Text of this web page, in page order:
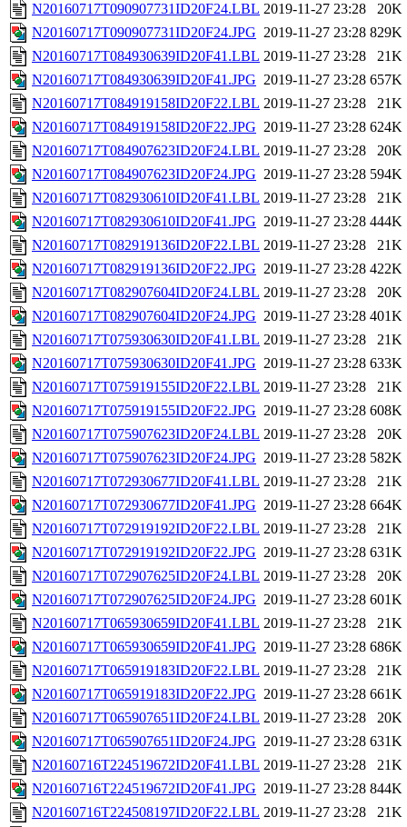
N20160717T090907731ID20F24.LBL 2019-11-27 23:28
20K
N20160717T090907731ID20F24.JPG 2019-11-27 23:28 829K
N20160717T084930639ID20F41.LBL 2019-11-27 23:28
21K
N20160717T084930639ID20F41.JPG 2019-11-27 23:28 657K
N20160717T084919158ID20F22.LBL 2019-11-27 23:28
21K
N20160717T084919158ID20F22.JPG 2019-11-27 23:28 624K
N20160717T084907623ID20F24.LBL 2019-11-27 23:28
20K
N20160717T084907623ID20F24.JPG 2019-11-27 23:28 594K
N20160717T082930610ID20F41.LBL 2019-11-27 23:28
21K
N20160717T082930610ID20F41.JPG 2019-11-27 23:28 444K
N20160717T082919136ID20F22.LBL 2019-11-27 23:28
21K
N20160717T082919136ID20F22.JPG 2019-11-27 23:28 422K
N20160717T082907604ID20F24.LBL 2019-11-27 23:28
20K
N20160717T082907604ID20F24.JPG 2019-11-27 23:28 401K
N20160717T075930630ID20F41.LBL 2019-11-27 23:28
21K
N20160717T075930630ID20F41.JPG 2019-11-27 23:28 633K
N20160717T075919155ID20F22.LBL 2019-11-27 23:28
21K
N20160717T075919155ID20F22.JPG 2019-11-27 23:28 608K
N20160717T075907623ID20F24.LBL 2019-11-27 23:28
20K
N20160717T075907623ID20F24.JPG 2019-11-27 23:28 582K
N20160717T072930677ID20F41.LBL 2019-11-27 23:28
21K
N20160717T072930677ID20F41.JPG 2019-11-27 23:28 664K
N20160717T072919192ID20F22.LBL 2019-11-27 23:28
21K
N20160717T072919192ID20F22.JPG 2019-11-27 23:28 631K
N20160717T072907625ID20F24.LBL 2019-11-27 23:28
20K
N20160717T072907625ID20F24.JPG 2019-11-27 23:28 601K
N20160717T065930659ID20F41.LBL 2019-11-27 23:28
21K
N20160717T065930659ID20F41.JPG 2019-11-27 23:28 686K
N20160717T065919183ID20F22.LBL 2019-11-27 23:28
21K
N20160717T065919183ID20F22.JPG 2019-11-27 23:28 661K
N20160717T065907651ID20F24.LBL 2019-11-27 23:28
20K
N20160717T065907651ID20F24.JPG 2019-11-27 23:28 631K
N20160716T224519672ID20F41.LBL 2019-11-27 23:28
21K
N20160716T224519672ID20F41.JPG 2019-11-27 23:28 844K
N20160716T224508197ID20F22.LBL 2019-11-27 23:28 21K